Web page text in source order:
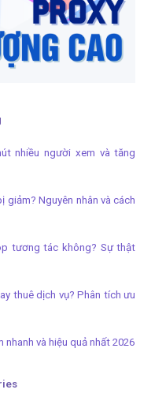
nhiều người xem và tăng
Nguyên nhân và cách
tương tác không? Sự thật
thuê dịch vụ? Phân tích ưu
và hiệu quả nhất 2026